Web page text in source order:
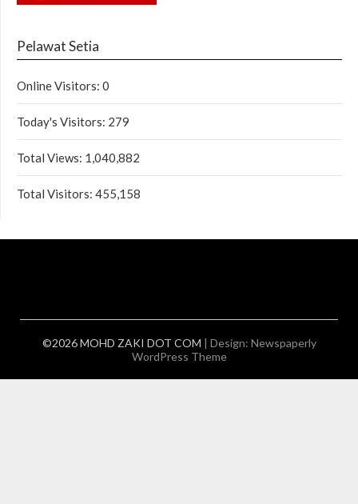
Pelawat Setia
Online Visitors: 0
Today's Visitors: 279
Total Views: 1,040,882
Total Visitors: 455,158
©2026 MOHD ZAKI DOT COM | Design: Newspaperly
WordPress Theme